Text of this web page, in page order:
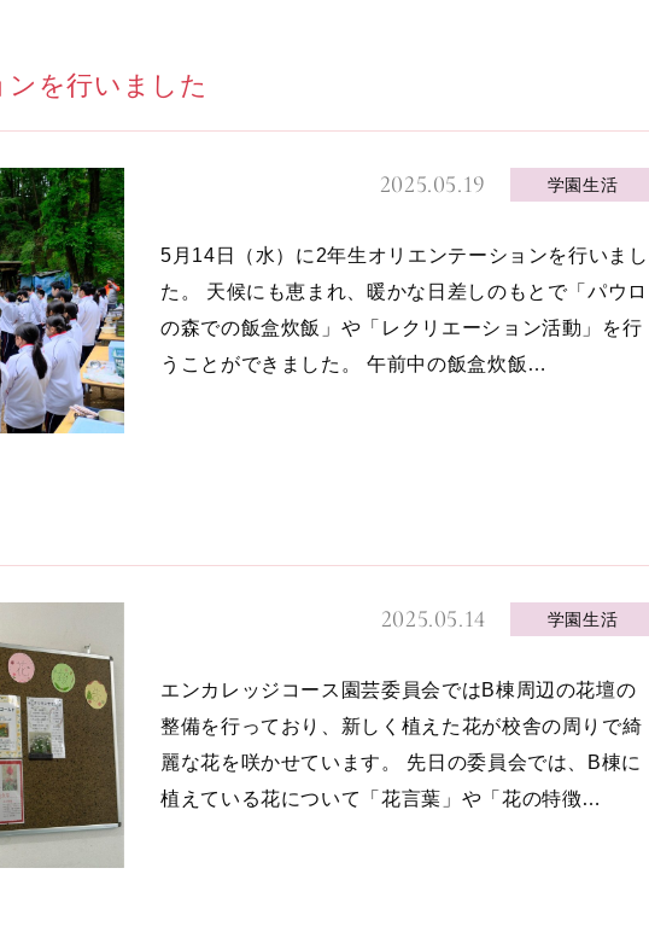
を行いました
2025.05.19 学園生活
5月14日（水）に2年生オリエンテーションを行いまし
た。 天候にも恵まれ、暖かな日差しのもとで「パウロ
の森での飯盒炊飯」や「レクリエーション活動」を行
うことができました。 午前中の飯盒炊飯…
2025.05.14 学園生活
エンカレッジコース園芸委員会ではB棟周辺の花壇の
整備を行っており、新しく植えた花が校舎の周りで綺
麗な花を咲かせています。 先日の委員会では、B棟に
植えている花について「花言葉」や「花の特徴…